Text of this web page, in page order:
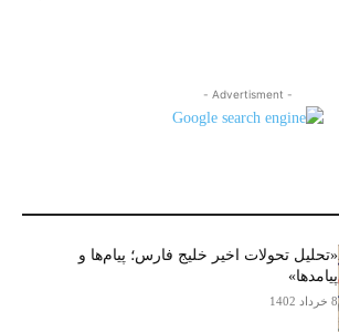
- Advertisment -
«تحلیل تحولات اخیر خلیج فارس؛ پیام‌ها و
پیامدها»
8 خرداد 1402